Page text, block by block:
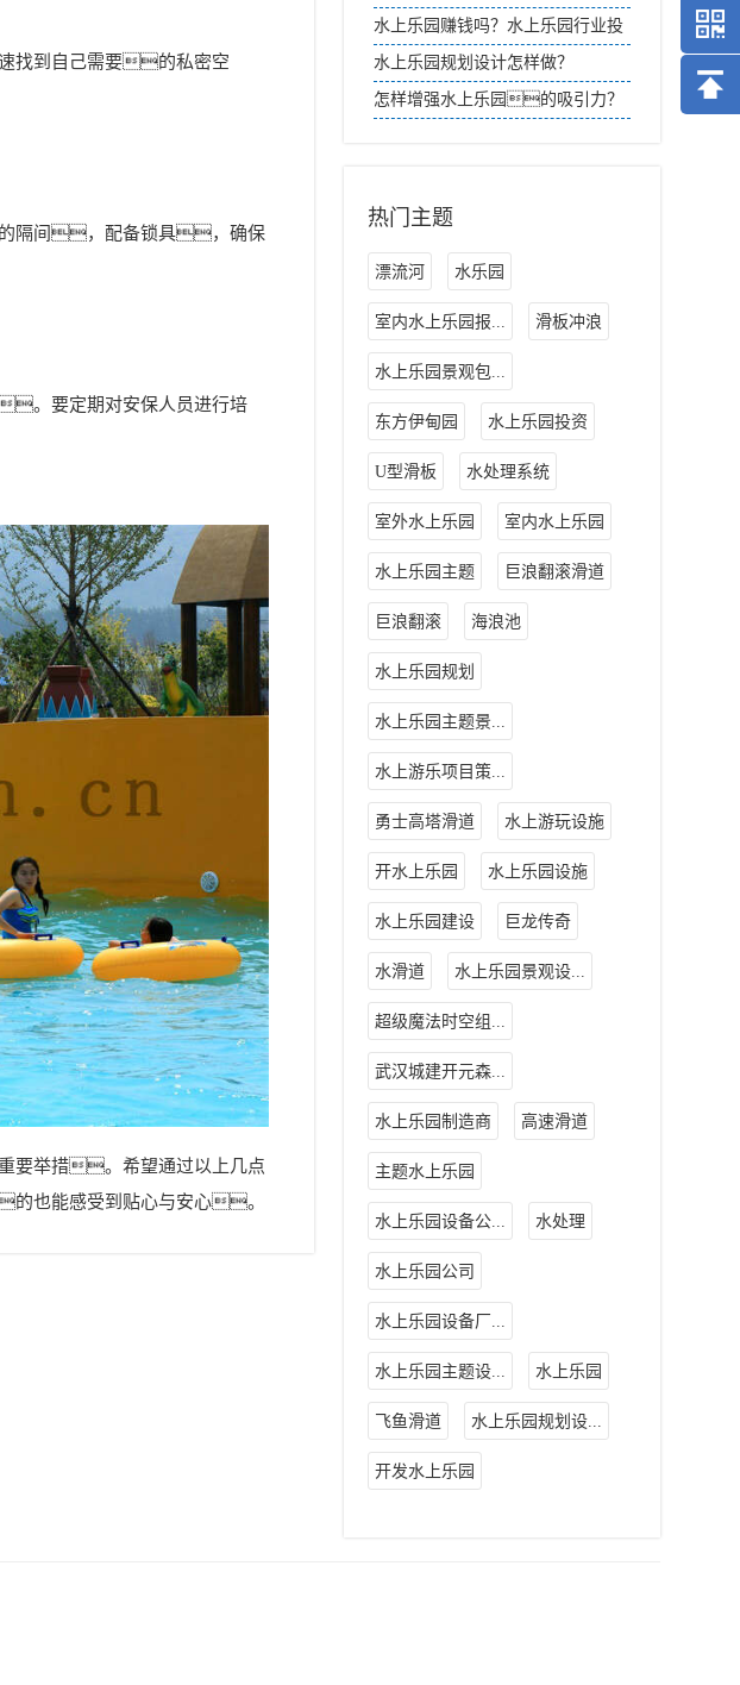
找到自己需要的私密空
隔间，配备锁具，确保
。要定期对安保人员进行培
举措。希望通过以上几点
也能感受到贴心与安心。
局如何保证安全？
水上乐园赚钱吗？水上乐园行业投
资分析
水上乐园规划设计怎样做？
怎样增强水上乐园的吸引力？
热门主题
漂流河 水乐园
室内水上乐园报... 滑板冲浪
水上乐园景观包...
东方伊甸园 水上乐园投资
U型滑板 水处理系统
室外水上乐园 室内水上乐园
水上乐园主题 巨浪翻滚滑道
巨浪翻滚 海浪池
水上乐园规划
水上乐园主题景...
水上游乐项目策...
勇士高塔滑道 水上游玩设施
开水上乐园 水上乐园设施
水上乐园建设 巨龙传奇
水滑道 水上乐园景观设...
超级魔法时空组...
武汉城建开元森...
水上乐园制造商 高速滑道
主题水上乐园
水上乐园设备公... 水处理
水上乐园公司
水上乐园设备厂...
水上乐园主题设... 水上乐园
飞鱼滑道 水上乐园规划设...
开发水上乐园